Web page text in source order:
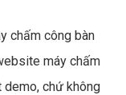
chấm công bàn
máy chấm
chứ không